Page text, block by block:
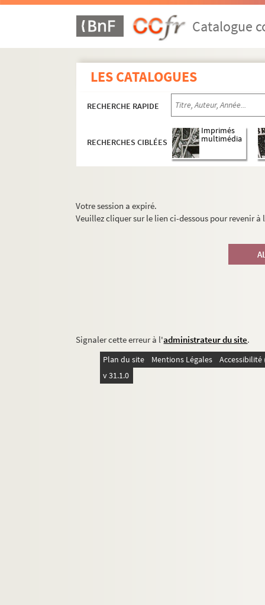
Catalogue
LES CATALOGUES
RECHERCHE RAPIDE
RECHERCHES CIBLÉES
Imprimés
multimédia
Votre session a expiré.
Veuillez cliquer sur le lien ci-dessous pour revenir
Signaler cette erreur à l'administrateur du site.
Plan du site Mentions Légales
v 31.1.0